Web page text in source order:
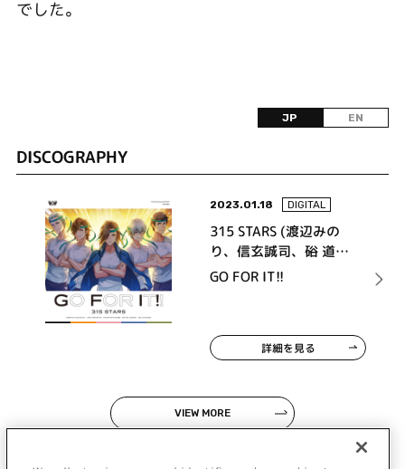
でした。
JP EN
DISCOGRAPHY
2023.01.18 DIGITAL
315 STARS (渡辺みの
り、信玄誠司、硲 道
夫、山下次郎、葛之葉
GO FOR IT!!
詳細を見る
VIEW MORE